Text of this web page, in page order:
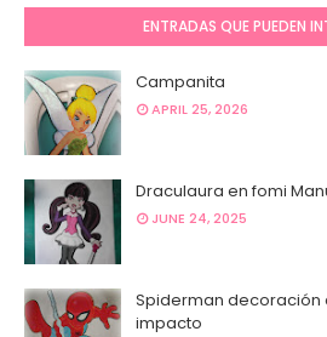
ENTRADAS QUE PUEDEN
Campanita
APRIL 25, 2026
Draculaura en fomi
JUNE 24, 2025
Spiderman decoración
impacto